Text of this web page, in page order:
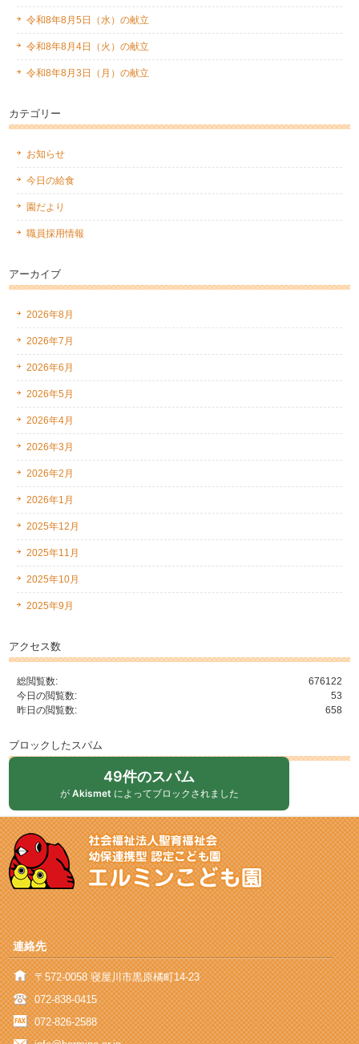
令和8年8月5日（水）の献立
令和8年8月4日（火）の献立
令和8年8月3日（月）の献立
カテゴリー
お知らせ
今日の給食
園だより
職員採用情報
アーカイブ
2026年8月
2026年7月
2026年6月
2026年5月
2026年4月
2026年3月
2026年2月
2026年1月
2025年12月
2025年11月
2025年10月
2025年9月
アクセス数
676122
総閲覧数:
53
今日の閲覧数:
658
昨日の閲覧数:
ブロックしたスパム
49件のスパム
が Akismet によってブロックされました
連絡先
〒572-0058 寝屋川市黒原橘町14-23
072-838-0415
072-826-2588